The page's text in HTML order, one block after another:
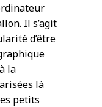
Il s’agit
d’être
la
là
petits